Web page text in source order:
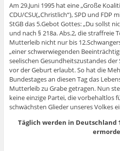
Am 29.Juni 1995 hat eine „Große
CDU/CSU(„Christlich“), SPD und FDP
StGB das 5.Gebot Gottes: „Du sollst
und nach § 218a. Abs.2, die straffreie
Mutterleib nicht nur bis
„einer schwerwiegenden
seelischen Gesundheitszustandes
vor der Geburt erlaubt. So hat die
Bundestages an diesen Tag das
Mutterleib zu Grabe getragen. Nun
keine einzige Partei, die vorbehaltlos
schwächsten Glieder unseres Volkes
Täglich werden in Deutschland